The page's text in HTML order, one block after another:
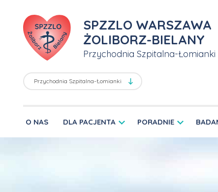
SPZZLO WARSZAWA
ŻOLIBORZ-BIELANY
Przychodnia Szpitalna-Łomianki
O NAS DLA PACJENTA PORADNIE